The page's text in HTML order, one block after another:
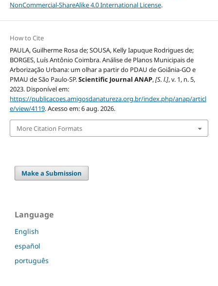
NonCommercial-ShareAlike 4.0 International License.
How to Cite
PAULA, Guilherme Rosa de; SOUSA, Kelly Iapuque Rodrigues de;
BORGES, Luís Antônio Coimbra. Análise de Planos Municipais de
Arborização Urbana: um olhar a partir do PDAU de Goiânia-GO e
PMAU de São Paulo-SP.Scientific Journal ANAP,[S. l.], v. 1, n. 5,
2023. Disponível em:
https://publicacoes.amigosdanatureza.org.br/index.php/anap/articl
e/view/4119. Acesso em: 6 aug. 2026.
More Citation Formats
Make a Submission
Language
English
español
português